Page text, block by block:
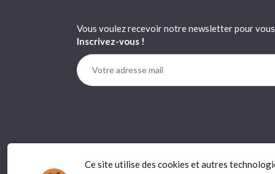
Vous voulez recevoir notre newsletter pour
Inscrivez-vous !
Ce site utilise des cookies et autres